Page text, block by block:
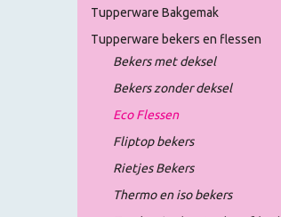
Tupperware Bakgemak
Tupperware bekers en flessen
Bekers met deksel
Bekers zonder deksel
Eco Flessen
Fliptop bekers
Rietjes Bekers
Thermo en iso bekers